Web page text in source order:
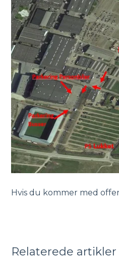
Hvis du kommer med
Relaterede artikler